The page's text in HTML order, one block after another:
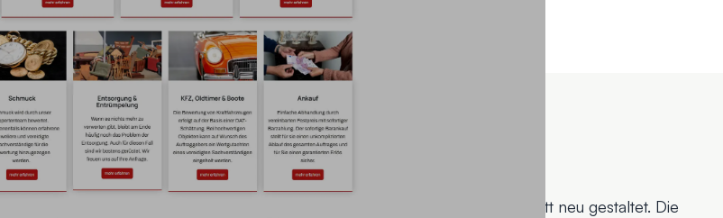
Unsere Lösungen
Wir haben die Onlinepräsenz von Beier & Peschke komplett neu gestaltet. Die